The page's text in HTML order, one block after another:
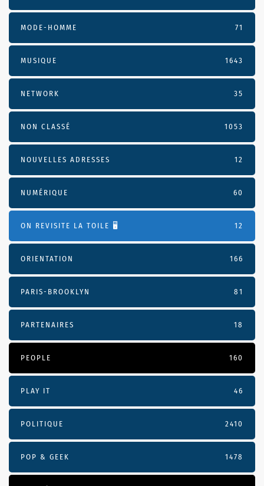
MODE-HOMME 71
MUSIQUE 1643
NETWORK 35
NON CLASSÉ 1053
NOUVELLES ADRESSES 12
NUMÉRIQUE 60
ON REVISITE LA TOILE 🖥️ 12
ORIENTATION 166
PARIS-BROOKLYN 81
PARTENAIRES 18
PEOPLE 160
PLAY IT 46
POLITIQUE 2410
POP & GEEK 1478